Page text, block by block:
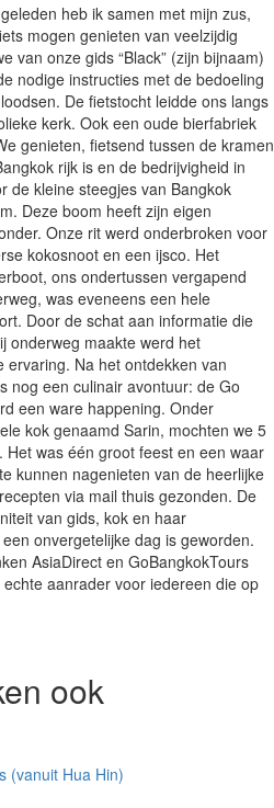
heb ik samen met mijn zus,
mogen genieten van veelzijdig
van onze gids “Black” (zijn bijnaam)
nodige instructies met de bedoeling
De fietstocht leidde ons langs
kerk. Ook een oude bierfabriek
genieten, fietsend tussen de kramen
rijk is en de bedrijvigheid in
de kleine steegjes van Bangkok
Deze boom heeft zijn eigen
Onze rit werd onderbroken voor
kokosnoot en een ijsco. Het
ons ondertussen vergapend
was eveneens een hele
Door de schat aan informatie die
onderweg maakte werd het
Na het ontdekken van
nog een culinair avontuur: de Go
een ware happening. Onder
kok genaamd Sarin, mochten we 5
was één groot feest en een waar
kunnen nagenieten van de heerlijke
via mail thuis gezonden. De
van gids, kok en haar
onvergetelijke dag is geworden.
AsiaDirect en GoBangkokTours
aanrader voor iedereen die op
ook
(vanuit Hua Hin)